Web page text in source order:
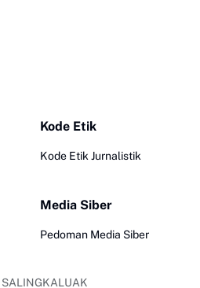
Kode Etik
Kode Etik Jurnalistik
Media Siber
Pedoman Media Siber
SALINGKALUAK